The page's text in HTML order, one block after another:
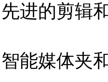
先进的剪辑
智能媒体夹